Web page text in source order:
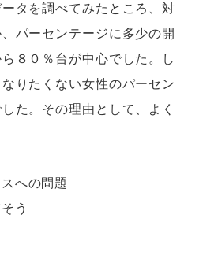
タを調べてみたところ、対
パーセンテージに多少の開
８０％台が中心でした。し
りたくない女性のパーセン
た。その理由として、よく
への問題
う